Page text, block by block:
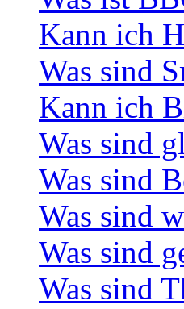
Kann ich
Was sind
Kann ich
Was sind
Was sind
Was sind
Was sind
Was sind